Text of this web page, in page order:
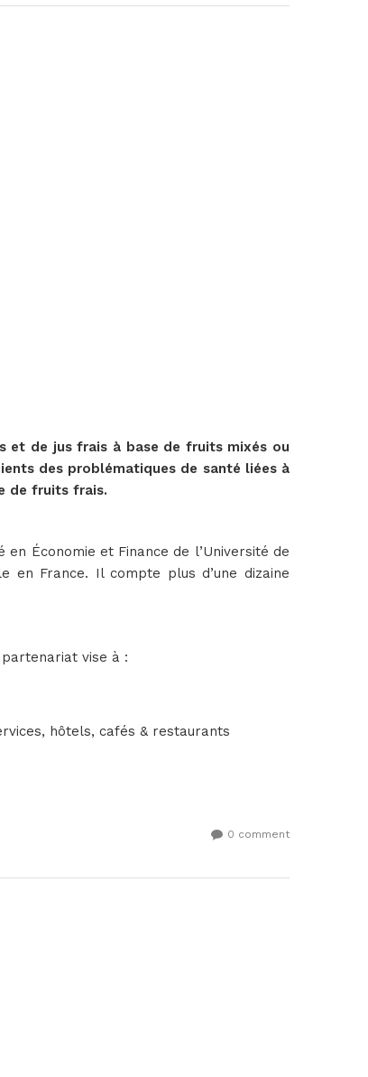
et de jus frais à base de fruits mixés ou
des problématiques de santé liées à
de fruits frais.
Économie et Finance de l’Université de
en France. Il compte plus d’une dizaine
vise à :
hôtels, cafés & restaurants
0 comment